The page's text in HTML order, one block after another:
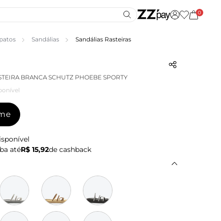
0
Sandálias Sandálias Rasteiras
BRANCA SCHUTZ PHOEBE SPORTY
atéR$ 15,92de cashback